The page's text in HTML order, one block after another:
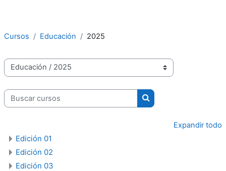
Cursos Educación 2025
Categorías
Buscar cursos
Buscar cursos
Expandir todo
Edición 01
Edición 02
Edición 03